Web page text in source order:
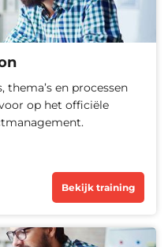
thema’s en processen
op het officiële
Bekijk training